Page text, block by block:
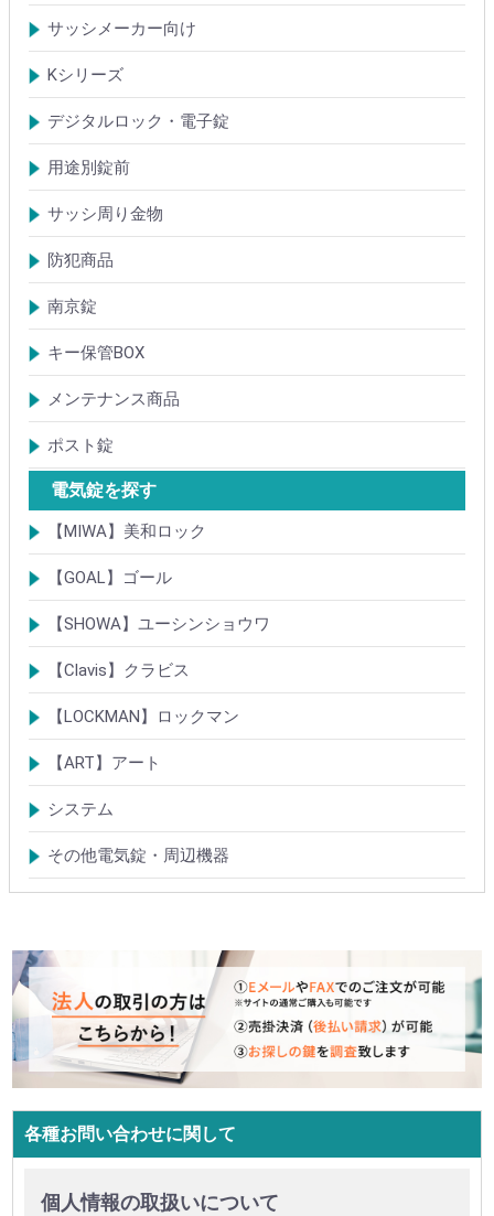
鍵ケース/ラッチング
室内錠シリーズ
サッシメーカー向け
TOSTEMトステム(LIXILリクシル)
新日軽
三協(立山)アルミ
YKK
ミサワホーム
セキスイ
YAMAHA
ダイワハウス
松下電工・ナショナル住宅
不二サッシ
その他
Kシリーズ
【KH】アルミサッシ用引戸錠
【M】ミワ特殊錠
【G】ゴール特殊錠
【S】ショウワ特殊錠
【R】各社特殊錠
【MCY】ミワ取替用シリンダー
【GCY】ゴール取替用シリンダー
【SCY】ショウワ取替用シリンダー
【WCY】ウェスト取替用シリンダー
【ACY】アルファ取替用シリンダー
【KCY】コダイ取替用シリンダー
【KC】クレセントシリーズ
その他Kシリーズ
デジタルロック・電子錠
扉加工あり
扉加工なし(軽微な加工)
ICキー・タグ・カード
用途別錠前
アルミサッシ玄関引戸・引違戸錠
サムラッチ錠
浴室錠
補助錠
エンジンドア錠・ガラス扉錠
ケースハンドル錠
インダストリアルロック・カムロック
サッシ周り金物
ドアガード
ドアチェーン
クレセント錠
丁番
フランス落とし
ドアクローザ
防犯商品
防犯簡易錠
防犯サムターン
ガードプレート・Lフロント
その他
南京錠
【ALPHA】アルファ
【ABUS】アバス
その他
キー保管BOX
大型キーBOX
小型キーBOX
メンテナンス商品
鍵の潤滑剤
サッシ調整ツール
ポスト錠
【Tajima(MET)】
【DAIKEN】
【コーワソニア】
【キョーワナスタ】
【リンタツ】
その他
電気錠を探す
【MIWA】美和ロック
電気錠・電気ストライク
通電金具
制御器・操作器
電材・その他
BANシリーズ
非接触キー・IDカード
Raccessシリーズ
ノンタッチシリーズ
iELシリーズ
FKL・FeliCa・MIFARE
キースイッチ
補修品・代替品
【GOAL】ゴール
電気錠
通電金具
電気錠システム製品
キースイッチ
【SHOWA】ユーシンショウワ
電気錠・電気ストライク
電気錠システム製品
キースイッチ
【Clavis】クラビス
電気錠
電気錠システム製品
Tebra(ハンズフリー)
キースイッチ
【LOCKMAN】ロックマン
電磁式電気錠
電磁錠取付ブラケット
電気錠システム製品
【ART】アート
電気錠システム
入退管理システム
システム
テンキーシステム
静脈認証システム
ICカード認証システム
その他電気錠・周辺機器
各種お問い合わせに関して
個人情報の取扱いについて